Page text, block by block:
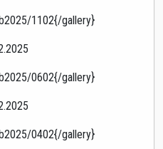
1102{/gallery}
0602{/gallery}
0402{/gallery}